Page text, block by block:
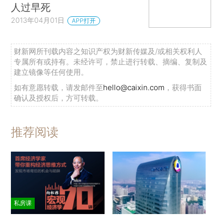
人过早死
2013年04月01日 APP打开
财新网所刊载内容之知识产权为财新传媒及/或相关权利人
专属所有或持有。未经许可，禁止进行转载、摘编、复制及
建立镜像等任何使用。
如有意愿转载，请发邮件至hello@caixin.com ，获得书面
确认及授权后，方可转载。
推荐阅读
私房课